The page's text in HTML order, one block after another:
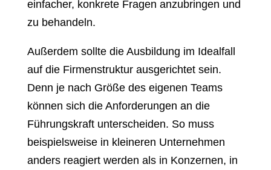
einfacher, konkrete Fragen anzubringen und
zu behandeln.
Außerdem sollte die Ausbildung im Idealfall
auf die Firmenstruktur ausgerichtet sein.
Denn je nach Größe des eigenen Teams
können sich die Anforderungen an die
Führungskraft unterscheiden. So muss
beispielsweise in kleineren Unternehmen
anders reagiert werden als in Konzernen, in